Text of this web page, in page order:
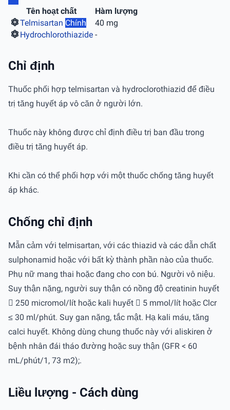
Tên hoạt chất
Hàm lượng
Telmisartan Chính
40 mg
Hydrochlorothiazide -
Chỉ định
Thuốc phối hợp telmisartan và hydroclorothiazid để điều
trị tăng huyết áp vô căn ở người lớn.
Thuốc này không được chỉ định điều trị ban đầu trong
điều trị tăng huyết áp.
Khi cần có thể phối hợp với một thuốc chống tăng huyết
áp khác.
Chống chỉ định
Mẫn cảm với telmisartan, với các thiazid và các dẫn chất
sulphonamid hoặc với bất kỳ thành phần nào của thuốc.
Phụ nữ mang thai hoặc đang cho con bú. Người vô niệu.
Suy thận nặng, người suy thận có nồng độ creatinin huyết
 250 micromol/lít hoặc kali huyết  5 mmol/lít hoặc Clcr
≤ 30 ml/phút. Suy gan nặng, tắc mật. Hạ kali máu, tăng
calci huyết. Không dùng chung thuốc này với aliskiren ở
bệnh nhân đái tháo đường hoặc suy thận (GFR < 60
mL/phút/1, 73 m2);.
Liều lượng - Cách dùng